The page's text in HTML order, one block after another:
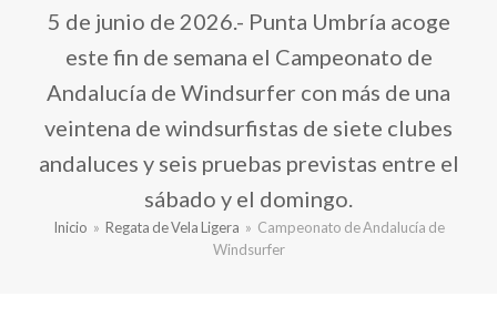
5 de junio de 2026.- Punta Umbría acoge
este fin de semana el Campeonato de
Andalucía de Windsurfer con más de una
veintena de windsurfistas de siete clubes
andaluces y seis pruebas previstas entre el
sábado y el domingo.
Inicio » Regata de Vela Ligera » Campeonato de Andalucía de
Windsurfer